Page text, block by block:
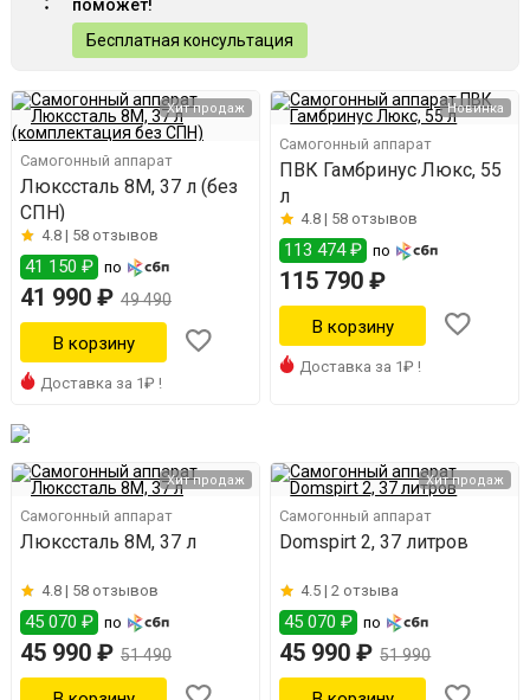
поможет!
Бесплатная консультация
Хит продаж
Самогонный аппарат
Люкссталь 8М, 37 л (без
СПН)
4.8 | 58 отзывов
41 150 ₽ по
41 990 ₽ 49 490
Доставка за 1₽ !
Новинка
Самогонный аппарат
ПВК Гамбринус Люкс, 55
л
4.8 | 58 отзывов
113 474 ₽ по
115 790 ₽
Доставка за 1₽ !
Хит продаж
Самогонный аппарат
Люкссталь 8М, 37 л
4.8 | 58 отзывов
45 070 ₽ по
45 990 ₽ 51 490
Хит продаж
Самогонный аппарат
Domspirt 2, 37 литров
4.5 |2 отзыва
45 070 ₽ по
45 990 ₽ 51 990